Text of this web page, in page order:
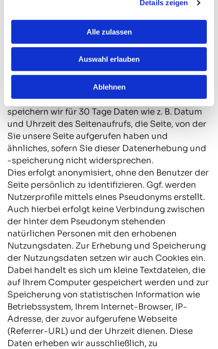
Details zeigen
Alle zulassen
Auswahl erlauben
Ablehnen
die Interessen oder Grundrechte und
Schutz personenbezogener Daten erfordern,
Erhebung und Speicherung von Nutzungsdaten
Zur Optimierung unserer Webseite sammeln und
speichern wir für 30 Tage Daten wie z. B. Datum
und Uhrzeit des Seitenaufrufs, die Seite, von der
Sie unsere Seite aufgerufen haben und
ähnliches, sofern Sie dieser Datenerhebung und
-speicherung nicht widersprechen.
Dies erfolgt anonymisiert, ohne den Benutzer der
Seite persönlich zu identifizieren. Ggf. werden
Nutzerprofile mittels eines Pseudonyms erstellt.
Auch hierbei erfolgt keine Verbindung zwischen
der hinter dem Pseudonym stehenden
natürlichen Personen mit den erhobenen
Nutzungsdaten. Zur Erhebung und Speicherung
der Nutzungsdaten setzen wir auch Cookies ein.
Dabei handelt es sich um kleine Textdateien, die
auf Ihrem Computer gespeichert werden und zur
Speicherung von statistischen Information wie
Betriebssystem, Ihrem Internet-Browser, IP-
Adresse, der zuvor aufgerufene Webseite
(Referrer-URL) und der Uhrzeit dienen. Diese
Daten erheben wir ausschließlich, zu